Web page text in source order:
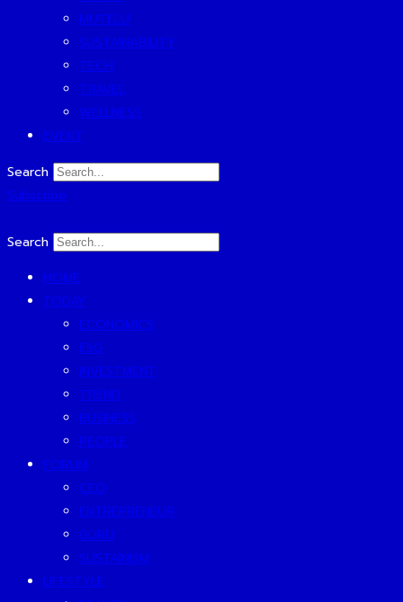
MUTELU
SUSTAINABILITY
TECH
TRAVEL
WELLNESS
EVENT
Search
Subscribe
Search
HOME
TODAY
ECONOMICS
ESG
INVESTMENT
TREND
BUSINESS
PEOPLE
FORUM
CEO
ENTREPRENEUR
GURU
SUSTAINISM
LIFESTYLE